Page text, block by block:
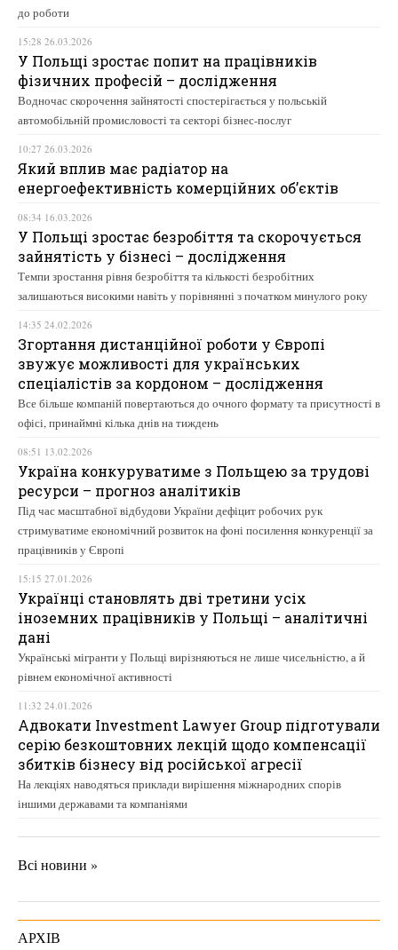
до роботи
15:28 26.03.2026
У Польщі зростає попит на працівників
фізичних професій – дослідження
Водночас скорочення зайнятості спостерігається у польській
автомобільній промисловості та секторі бізнес-послуг
10:27 26.03.2026
Який вплив має радіатор на
енергоефективність комерційних об’єктів
08:34 16.03.2026
У Польщі зростає безробіття та скорочується
зайнятість у бізнесі – дослідження
Темпи зростання рівня безробіття та кількості безробітних
залишаються високими навіть у порівнянні з початком минулого року
14:35 24.02.2026
Згортання дистанційної роботи у Європі
звужує можливості для українських
спеціалістів за кордоном – дослідження
Все більше компаній повертаються до очного формату та присутності в
офісі, принаймні кілька днів на тиждень
08:51 13.02.2026
Україна конкуруватиме з Польщею за трудові
ресурси – прогноз аналітиків
Під час масштабної відбудови України дефіцит робочих рук
стримуватиме економічний розвиток на фоні посилення конкуренції за
працівників у Європі
15:15 27.01.2026
Українці становлять дві третини усіх
іноземних працівників у Польщі – аналітичні
дані
Українські мігранти у Польщі вирізняються не лише чисельністю, а й
рівнем економічної активності
11:32 24.01.2026
Адвокати Investment Lawyer Group підготували
серію безкоштовних лекцій щодо компенсації
збитків бізнесу від російської агресії
На лекціях наводяться приклади вирішення міжнародних спорів
іншими державами та компаніями
Всі новини »
АРХІВ